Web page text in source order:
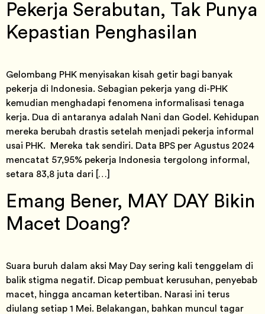
Pekerja Serabutan, Tak Punya
Kepastian Penghasilan
Gelombang PHK menyisakan kisah getir bagi banyak
pekerja di Indonesia. Sebagian pekerja yang di-PHK
kemudian menghadapi fenomena informalisasi tenaga
kerja. Dua di antaranya adalah Nani dan Godel. Kehidupan
mereka berubah drastis setelah menjadi pekerja informal
usai PHK. Mereka tak sendiri. Data BPS per Agustus 2024
mencatat 57,95% pekerja Indonesia tergolong informal,
setara 83,8 juta dari […]
Emang Bener, MAY DAY Bikin
Macet Doang?
Suara buruh dalam aksi May Day sering kali tenggelam di
balik stigma negatif. Dicap pembuat kerusuhan, penyebab
macet, hingga ancaman ketertiban. Narasi ini terus
diulang setiap 1 Mei. Belakangan, bahkan muncul tagar